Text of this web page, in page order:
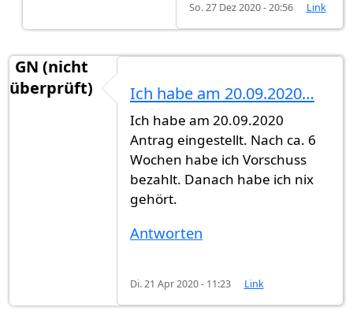
So. 27 Dez 2020 - 20:56 Link
GN (nicht
überprüft)
Ich habe am 20.09.2020…
Ich habe am 20.09.2020
Antrag eingestellt. Nach ca. 6
Wochen habe ich Vorschuss
bezahlt. Danach habe ich nix
gehört.
Antworten
Di. 21 Apr 2020 - 11:23 Link